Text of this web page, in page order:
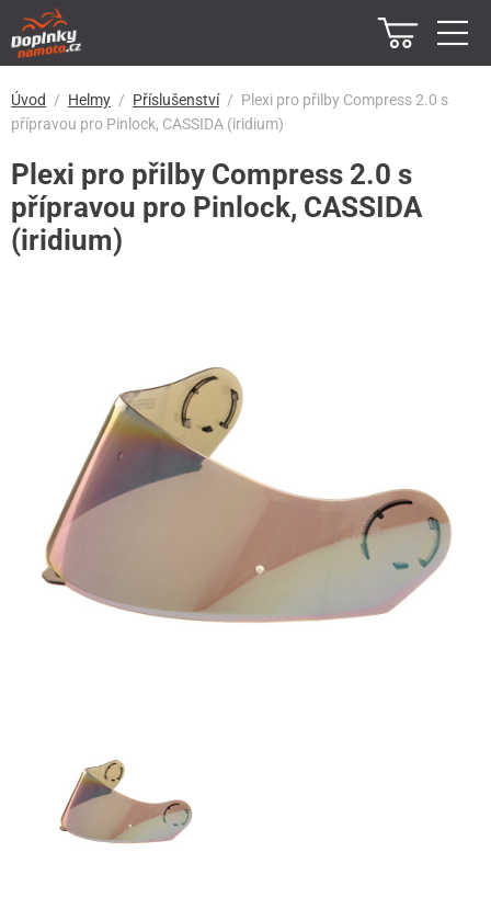
Úvod Helmy Příslušenství
Plexi pro přilby Compress 2.0 s
přípravou pro Pinlock, CASSIDA (iridium)
Plexi pro přilby Compress 2.0 s
přípravou pro Pinlock, CASSIDA
(iridium)